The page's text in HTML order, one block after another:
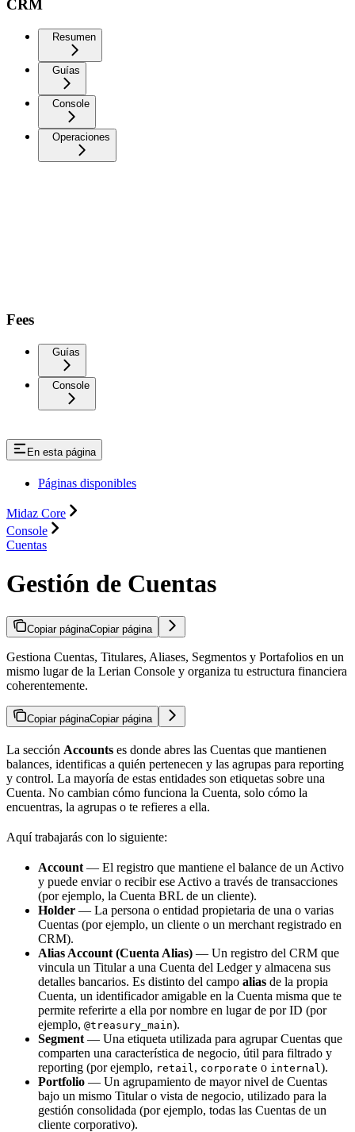
CRM
Resumen
Guías
Console
Operaciones
Fees
Guías
Console
En esta página
Páginas disponibles
Midaz Core
Console
Cuentas
Gestión de Cuentas
Copiar páginaCopiar página
Gestiona Cuentas, Titulares, Aliases, Segmentos y Portafolios en un
mismo lugar de la Lerian Console y organiza tu estructura financiera
coherentemente.
Copiar páginaCopiar página
La sección Accounts es donde abres las Cuentas que mantienen
balances, identificas a quién pertenecen y las agrupas para reporting
y control. La mayoría de estas entidades son etiquetas sobre una
Cuenta. No cambian cómo funciona la Cuenta, solo cómo la
encuentras, la agrupas o te refieres a ella.
Aquí trabajarás con lo siguiente:
Account — El registro que mantiene el balance de un Activo
y puede enviar o recibir ese Activo a través de transacciones
(por ejemplo, la Cuenta BRL de un cliente).
Holder — La persona o entidad propietaria de una o varias
Cuentas (por ejemplo, un cliente o un merchant registrado en
CRM).
Alias Account (Cuenta Alias) — Un registro del CRM que
vincula un Titular a una Cuenta del Ledger y almacena sus
detalles bancarios. Es distinto del campo alias de la propia
Cuenta, un identificador amigable en la Cuenta misma que te
permite referirte a ella por nombre en lugar de por ID (por
ejemplo, @treasury_main).
Segment — Una etiqueta utilizada para agrupar Cuentas que
comparten una característica de negocio, útil para filtrado y
reporting (por ejemplo, retail , corporate o internal ).
Portfolio — Un agrupamiento de mayor nivel de Cuentas
bajo un mismo Titular o vista de negocio, utilizado para la
gestión consolidada (por ejemplo, todas las Cuentas de un
cliente corporativo).